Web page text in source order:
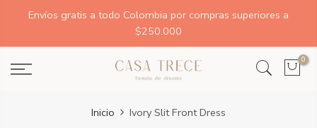
Envíos gratis a todo Colombia por compras superiores a
$250.000
0
Inicio Ivory Slit Front Dress